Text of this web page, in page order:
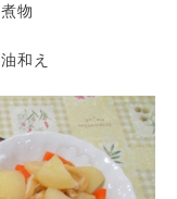
物
和え